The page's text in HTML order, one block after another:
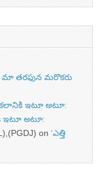
మా తరఫున మరొకరు
ఇటూ అటూ:
ఇటూ అటూ:
on ‘ఎత్తి